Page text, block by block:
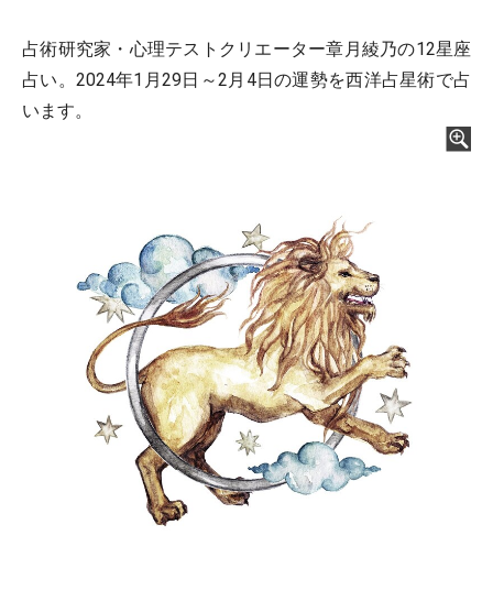
占術研究家・心理テストクリエーター章月綾乃の12星座
占い。2024年1月29日～2月4日の運勢を西洋占星術で占
います。